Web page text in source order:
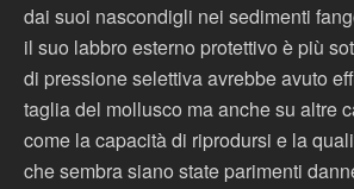
dai suoi nascondigli nei sedimenti
il suo labbro esterno protettivo è più
di pressione selettiva avrebbe avuto
taglia del mollusco ma anche su altre
come la capacità di riprodursi e la
che sembra siano state parimenti